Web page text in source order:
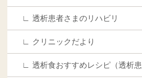
透析患者さまのリハビリ
クリニックだより
透析食おすすめレシピ（透析患